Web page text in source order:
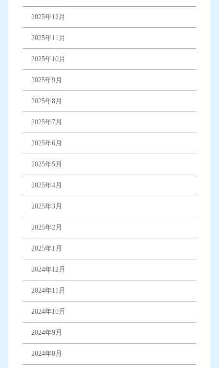
2025年12月
2025年11月
2025年10月
2025年9月
2025年8月
2025年7月
2025年6月
2025年5月
2025年4月
2025年3月
2025年2月
2025年1月
2024年12月
2024年11月
2024年10月
2024年9月
2024年8月